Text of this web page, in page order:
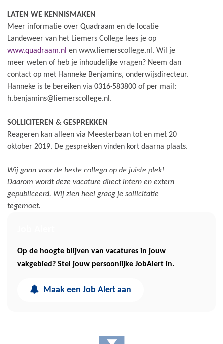
LATEN WE KENNISMAKEN
Meer informatie over Quadraam en de locatie
Landeweer van het Liemers College lees je op
www.quadraam.nl en www.liemerscollege.nl. Wil je
meer weten of heb je inhoudelijke vragen? Neem dan
contact op met Hanneke Benjamins, onderwijsdirecteur.
Hanneke is te bereiken via 0316-583800 of per mail:
h.benjamins@liemerscollege.nl.
SOLLICITEREN & GESPREKKEN
Reageren kan alleen via Meesterbaan tot en met 20
oktober 2019. De gesprekken vinden kort daarna plaats.
Wij gaan voor de beste collega op de juiste plek!
Daarom wordt deze vacature direct intern en extern
gepubliceerd. Wij zien heel graag je sollicitatie
tegemoet.
Op de hoogte blijven van vacatures in jouw
vakgebied? Stel jouw persoonlijke JobAlert in.
Maak een Job Alert aan